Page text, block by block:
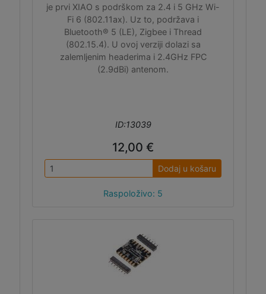
je prvi XIAO s podrškom za 2.4 i 5 GHz Wi-
Fi 6 (802.11ax). Uz to, podržava i
Bluetooth® 5 (LE), Zigbee i Thread
(802.15.4). U ovoj verziji dolazi sa
zalemljenim headerima i 2.4GHz FPC
(2.9dBi) antenom.
ID:13039
12,00 €
Dodaj u košaru
Raspoloživo: 5